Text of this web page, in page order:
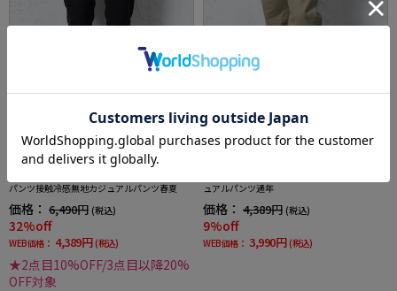
パンツ接触冷感無地カジュアルパンツ春夏
価格： 6,490円 (税込)
32%off
WEB価格： 4,389円 (税込)
★2点目10%OFF/3点目以降20%
OFF対象
ュアルパンツ通年
価格： 4,389円 (税込)
9%off
WEB価格： 3,990円 (税込)